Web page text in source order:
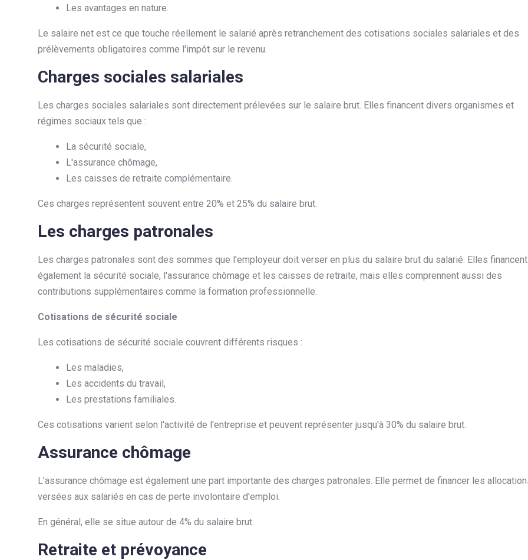
Les avantages en nature.
Le salaire net est ce que touche réellement le salarié après retranchement des cotisations sociales salariales et des
prélèvements obligatoires comme l'impôt sur le revenu.
Charges sociales salariales
Les charges sociales salariales sont directement prélevées sur le salaire brut. Elles financent divers organismes et
régimes sociaux tels que :
La sécurité sociale,
L'assurance chômage,
Les caisses de retraite complémentaire.
Ces charges représentent souvent entre 20% et 25% du salaire brut.
Les charges patronales
Les charges patronales sont des sommes que l'employeur doit verser en plus du salaire brut du salarié. Elles financent
également la sécurité sociale, l'assurance chômage et les caisses de retraite, mais elles comprennent aussi des
contributions supplémentaires comme la formation professionnelle.
Cotisations de sécurité sociale
Les cotisations de sécurité sociale couvrent différents risques :
Les maladies,
Les accidents du travail,
Les prestations familiales.
Ces cotisations varient selon l'activité de l'entreprise et peuvent représenter jusqu'à 30% du salaire brut.
Assurance chômage
L'assurance chômage est également une part importante des charges patronales. Elle permet de financer les
versées aux salariés en cas de perte involontaire d'emploi.
En général, elle se situe autour de 4% du salaire brut.
Retraite et prévoyance